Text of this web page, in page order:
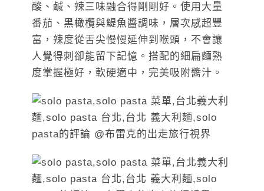
酸、鹹、辣三味融合得剛剛好。使用大量
番茄、黑橄欖與鯷魚醬調味，層次感超豐
富，辣度從舌尖慢慢延伸到喉頭，不會讓
人覺得刺卻能留下記憶。搭配的細扁麵熟
度掌握極好，軟硬適中，完美吸附醬汁。